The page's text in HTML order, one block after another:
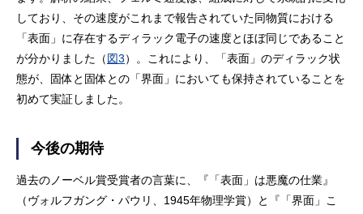
しており、その速度がこれまで報告されていた同物質における
「表面」に存在するディラック電子の速度とほぼ同じであること
が分かりました（図3）。これにより、「表面」のディラック状
態が、固体と固体との「界面」においても保持されていることを
初めて実証しました。
今後の期待
過去のノーベル賞受賞者の言葉に、『「表面」は悪魔の仕業』
（ヴォルフガング・パウリ、1945年物理学賞）と『「界面」こ